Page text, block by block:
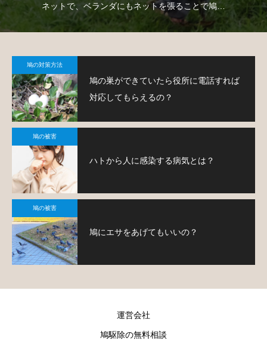
で超音波や警告音・フラッシュなどを作動させて
鳩の侵入を防ぐという装置です。
鳩の対策方法
鳩の巣ができていたら役所に電話すれば
対応してもらえるの？
鳩の被害
ハトから人に感染する病気とは？
鳩の被害
鳩にエサをあげてもいいの？
運営会社
鳩駆除の無料相談